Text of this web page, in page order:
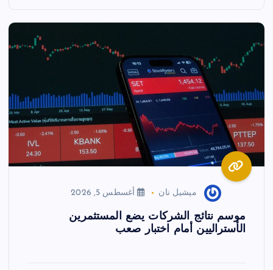
ميشيل نان أغسطس 5, 2026
موسم نتائج الشركات يضع المستثمرين
الأستراليين أمام اختبار صعب